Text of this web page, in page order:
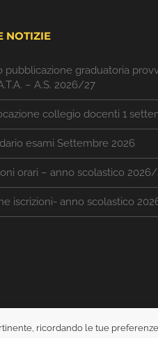
NOTIZIE
pubblicazione graduatoria
– A.S. 2026/27
collegio docenti 1
esami Settembre 2026
orari – anno scolastico
iscrizioni- anno scolastico
ricordando le tue